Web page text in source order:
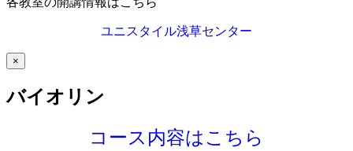
ユニスタイル浅草センター
×
バイオリン
コース内容はこちら